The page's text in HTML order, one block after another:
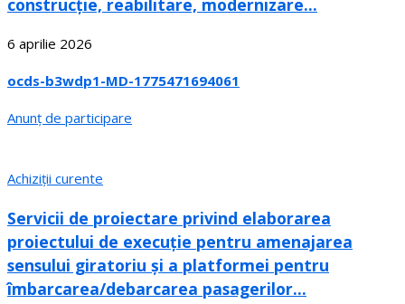
6 aprilie 2026
ocds-b3wdp1-MD-1775471694061
Anunț de participare
Achiziții curente
Servicii de proiectare privind elaborarea
proiectului de execuție pentru amenajarea
sensului giratoriu și a platformei pentru
îmbarcarea/debarcarea pasagerilor...